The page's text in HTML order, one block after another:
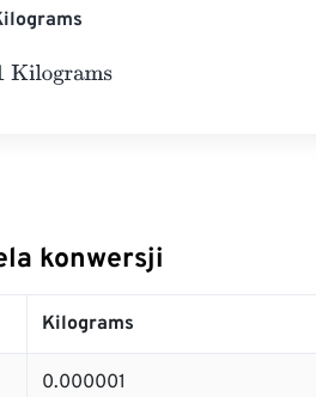
Kilograms
konwersji
Kilograms
0.000001